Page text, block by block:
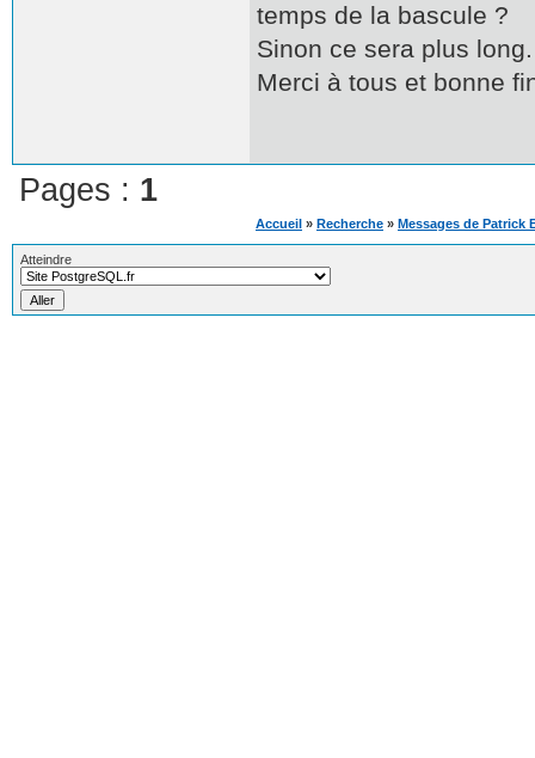
temps de la bascule ?
Sinon ce sera plus
Merci à tous et bonne
Pages : 1
Accueil » Recherche » Messages de Patrick
Atteindre